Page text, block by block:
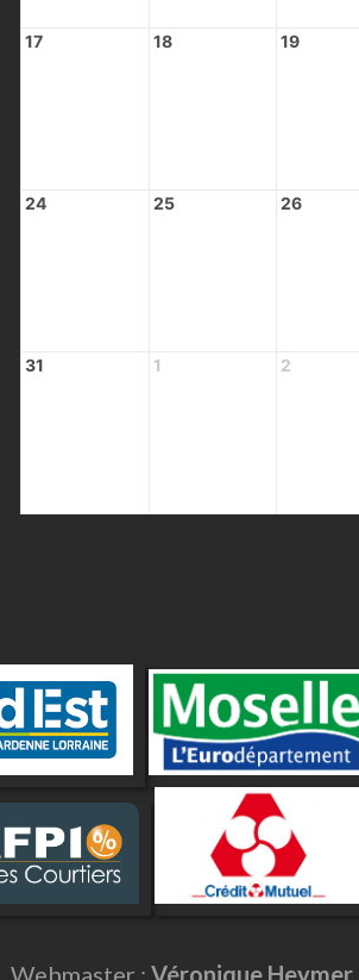
17 18 19
24 25 26
31 1 2
Webmaster : Véronique Heymer